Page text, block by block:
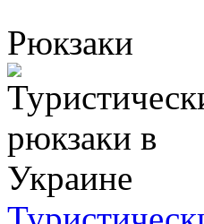
Рюкзаки